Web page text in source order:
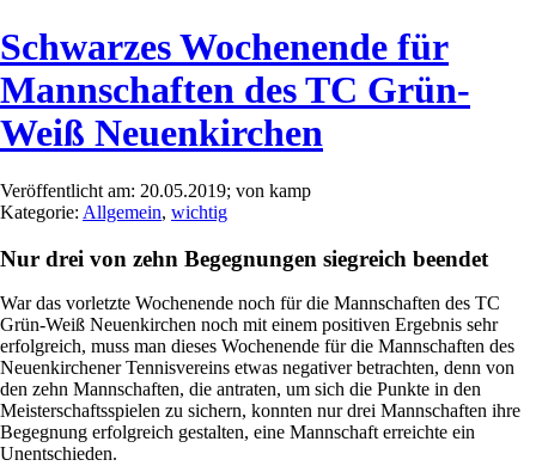
Schwarzes Wochenende für
Mannschaften des TC Grün-
Weiß Neuenkirchen
Veröffentlicht am: 20.05.2019; von kamp
Kategorie: Allgemein, wichtig
Nur drei von zehn Begegnungen siegreich beendet
War das vorletzte Wochenende noch für die Mannschaften des TC
Grün-Weiß Neuenkirchen noch mit einem positiven Ergebnis sehr
erfolgreich, muss man dieses Wochenende für die Mannschaften des
Neuenkirchener Tennisvereins etwas negativer betrachten, denn von
den zehn Mannschaften, die antraten, um sich die Punkte in den
Meisterschaftsspielen zu sichern, konnten nur drei Mannschaften ihre
Begegnung erfolgreich gestalten, eine Mannschaft erreichte ein
Unentschieden.